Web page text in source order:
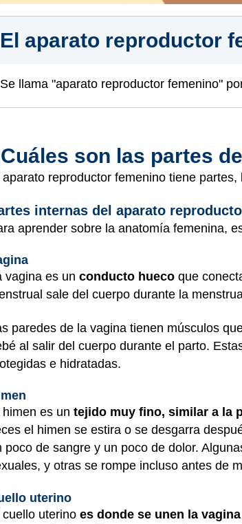
El aparato reproductor
Se llama "aparato reproductor femenino"
son las partes
aparato reproductor femenino tiene
internas del aparato
aprender sobre la anatomía femenina,
vagina es un conducto hueco que
sale del cuerpo durante la
paredes de la vagina tienen músculos
al salir del cuerpo durante el parto.
e hidratadas.
himen es un tejido muy fino, similar a la
el himen se estira o se desgarra
poco de sangre y un poco de dolor.
y otras se rompe incluso antes de
uterino
cuello uterino es donde se unen la